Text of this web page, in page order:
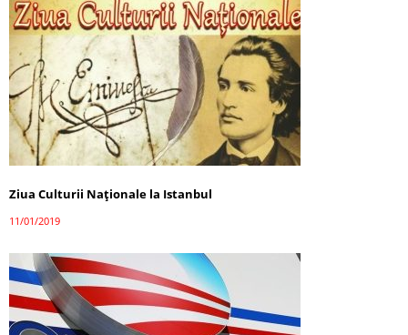
Ziua Culturii Naționale la Istanbul
11/01/2019